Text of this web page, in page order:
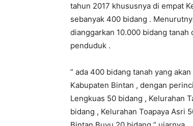
tahun 2017 khususnya di empat
sebanyak 400 bidang .
dianggarkan 10.000 bidang
penduduk .
” ada 400 bidang tanah yang
Kabupaten Bintan , dengan
Lengkuas 50 bidang , Kelurahan
bidang , Kelurahan Toapaya Asri